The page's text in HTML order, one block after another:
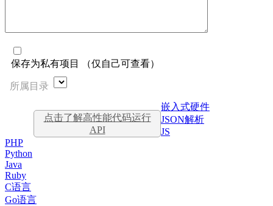
保存为私有项目 （仅自己可查看）
所属目录
点击了解高性能代码运行
API
嵌入式硬件
JSON解析
JS
PHP
Python
Java
Ruby
C语言
Go语言